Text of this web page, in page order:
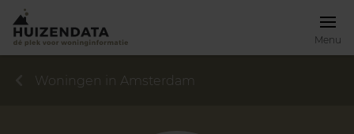
Menu
Woningen in Amsterdam